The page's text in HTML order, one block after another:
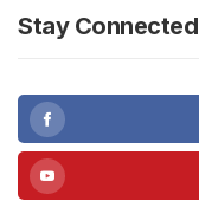
Stay Connected